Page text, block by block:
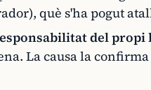
què s'ha pogut
del propi
La causa la